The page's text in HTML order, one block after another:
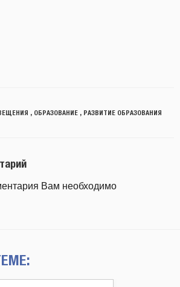
, ОБРАЗОВАНИЕ, РАЗВИТИЕ ОБРАЗОВАНИЯ
Вам необходимо